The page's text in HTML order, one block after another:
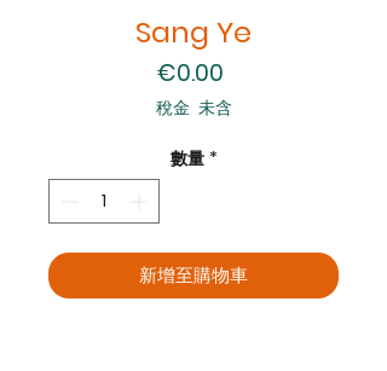
Sang Ye
€0.00
稅金 未含
數量 *
新增至購物車